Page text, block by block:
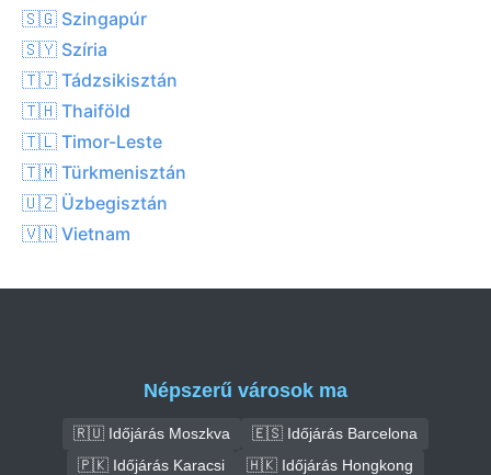
🇸🇬 Szingapúr
🇸🇾 Szíria
🇹🇯 Tádzsikisztán
🇹🇭 Thaiföld
🇹🇱 Timor-Leste
🇹🇲 Türkmenisztán
🇺🇿 Üzbegisztán
🇻🇳 Vietnam
Népszerű városok ma
🇷🇺 Időjárás Moszkva
🇪🇸 Időjárás Barcelona
🇵🇰 Időjárás Karacsi
🇭🇰 Időjárás Hongkong